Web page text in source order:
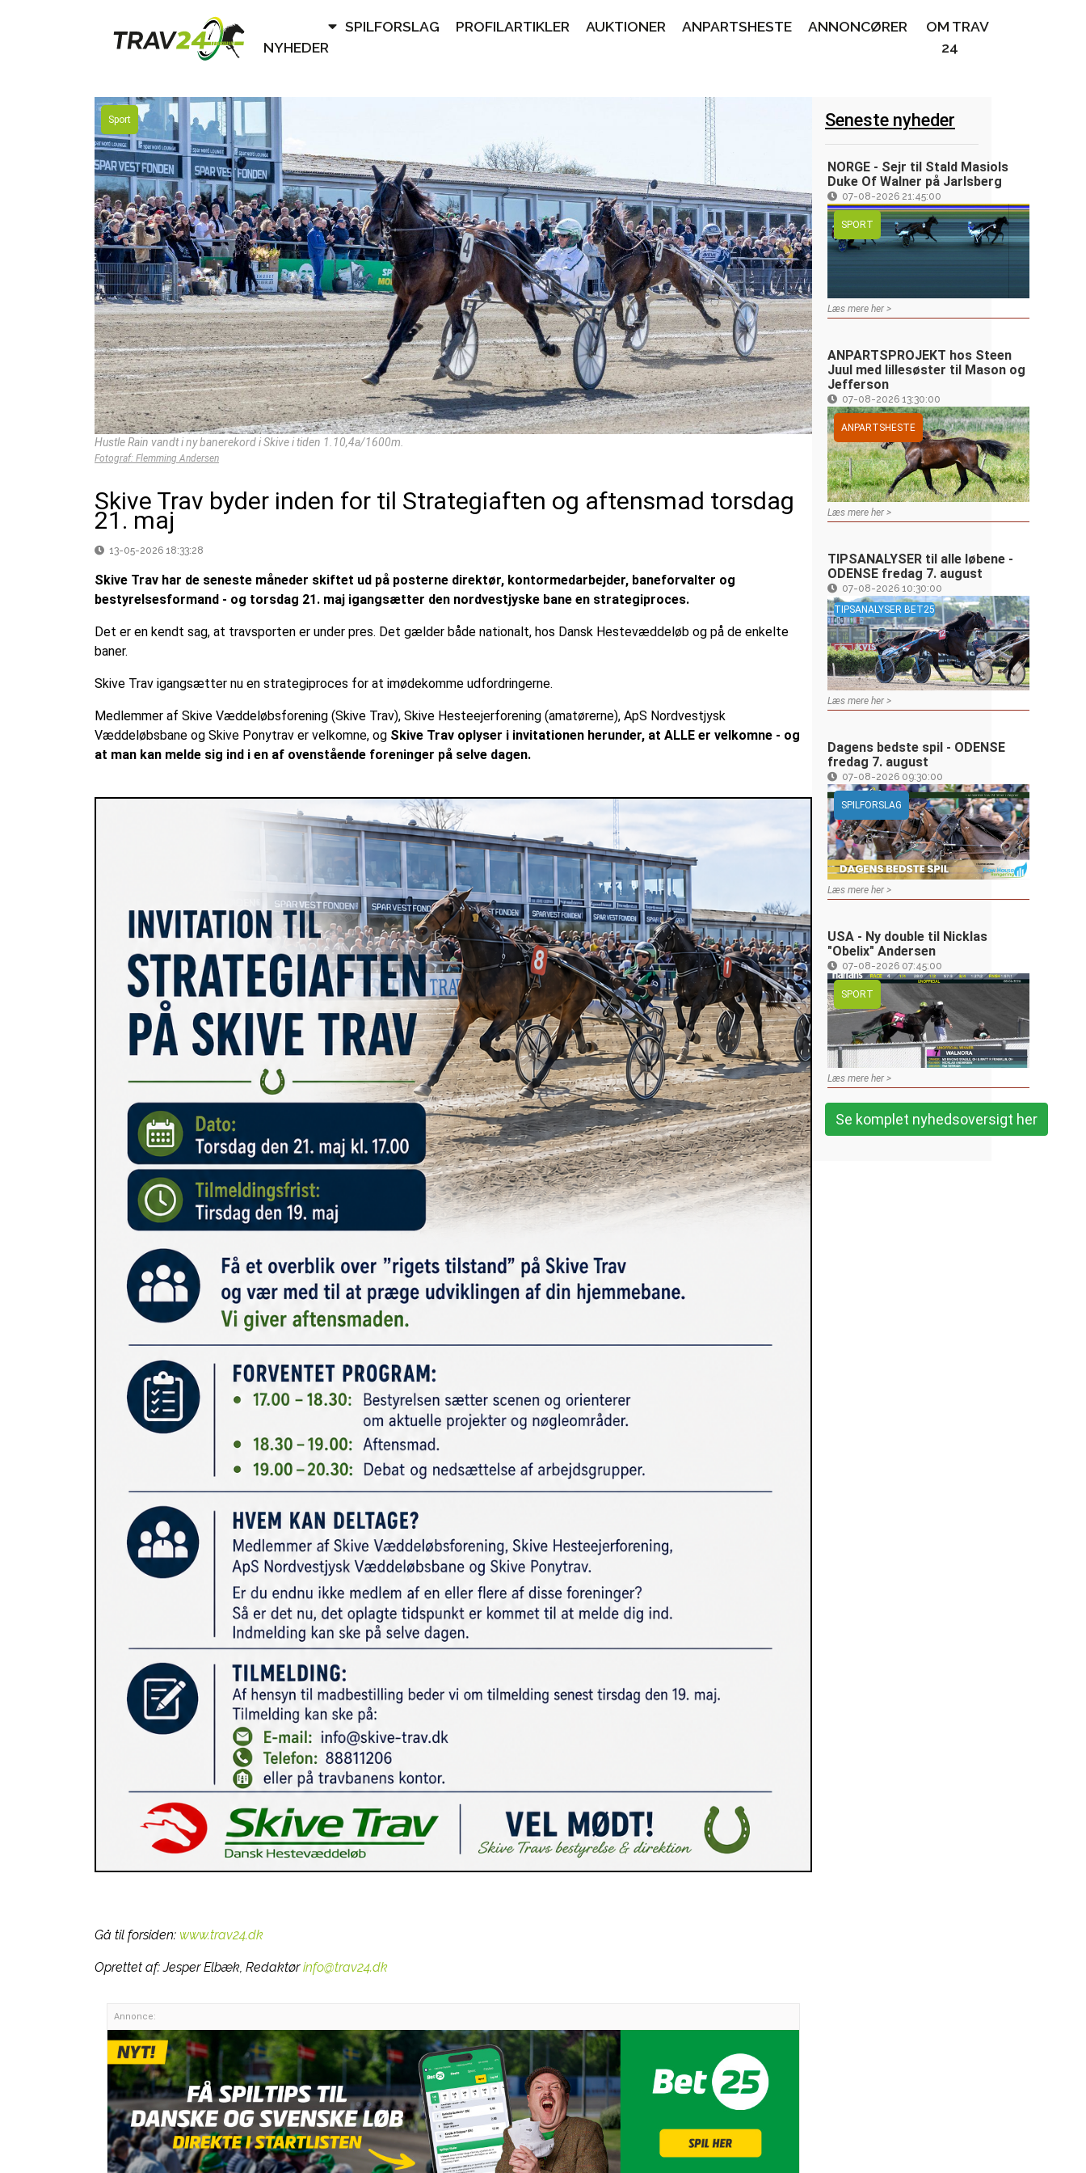
Sport
Hustle Rain vandt i ny banerekord i Skive i tiden 1.10,4a/1600m.
Fotograf: Flemming Andersen
Skive Trav byder inden for til Strategiaften og aftensmad torsdag
21. maj
13-05-2026 18:33:28
Skive Trav har de seneste måneder skiftet ud på posterne direktør, kontormedarbejder, baneforvalter og
bestyrelsesformand - og torsdag 21. maj igangsætter den nordvestjyske bane en strategiproces.
Det er en kendt sag, at travsporten er under pres. Det gælder både nationalt, hos Dansk Hestevæddeløb og på de enkelte
baner.
Skive Trav igangsætter nu en strategiproces for at imødekomme udfordringerne.
Medlemmer af Skive Væddeløbsforening (Skive Trav), Skive Hesteejerforening (amatørerne), ApS Nordvestjysk
Væddeløbsbane og Skive Ponytrav er velkomne, og Skive Trav oplyser i invitationen herunder, at ALLE er velkomne - og
at man kan melde sig ind i en af ovenstående foreninger på selve dagen.
Gå til forsiden: www.trav24.dk
Oprettet af:Jesper Elbæk, Redaktør info@trav24.dk
Annonce:
Seneste nyheder
NORGE - Sejr til Stald Masiols
Duke Of Walner på Jarlsberg
07-08-2026 21:45:00
SPORT
Læs mere her >
ANPARTSPROJEKT hos Steen
Juul med lillesøster til Mason og
Jefferson
07-08-2026 13:30:00
ANPARTSHESTE
Læs mere her >
TIPSANALYSER til alle løbene -
ODENSE fredag 7. august
07-08-2026 10:30:00
TIPSANALYSER BET25
Læs mere her >
Dagens bedste spil - ODENSE
fredag 7. august
07-08-2026 09:30:00
SPILFORSLAG
Læs mere her >
USA - Ny double til Nicklas
"Obelix" Andersen
07-08-2026 07:45:00
SPORT
Læs mere her >
Se komplet nyhedsoversigt her
NYHEDER
SPILFORSLAG PROFILARTIKLER AUKTIONER ANPARTSHESTE ANNONCØRER
OM TRAV
24